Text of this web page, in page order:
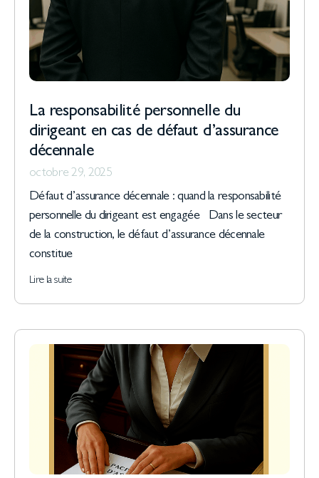
La responsabilité personnelle du
dirigeant en cas de défaut d’assurance
décennale
octobre 29, 2025
Défaut d’assurance décennale : quand la responsabilité
personnelle du dirigeant est engagée Dans le secteur
de la construction, le défaut d’assurance décennale
constitue
Lire la suite